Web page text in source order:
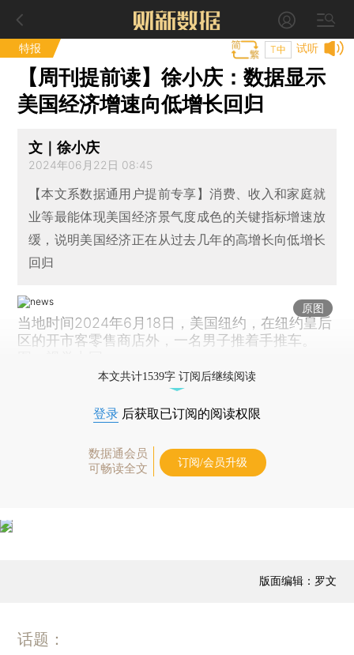
特报 试听
T中
【周刊提前读】徐小庆：数据显示
美国经济增速向低增长回归
文｜徐小庆
2024年06月22日 08:45
【本文系数据通用户提前专享】消费、收入和家庭就
业等最能体现美国经济景气度成色的关键指标增速放
缓，说明美国经济正在从过去几年的高增长向低增长
回归
原图
当地时间2024年6月18日，美国纽约，在纽约皇后
区的开市客零售商店外，一名男子推着手推车。
本文共计1539字 订阅后继续阅读
登录 后获取已订阅的阅读权限
数据通会员
可畅读全文
订阅/会员升级
版面编辑：罗文
话题：